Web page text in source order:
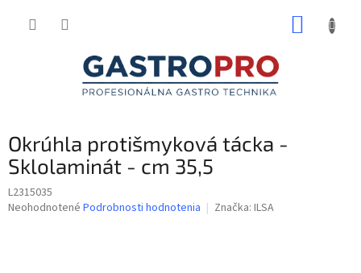
Okrúhla protišmyková tácka -
Sklolaminát - cm 35,5
L2315035
Priemerné
Neohodnotené Podrobnosti hodnotenia Značka: ILSA